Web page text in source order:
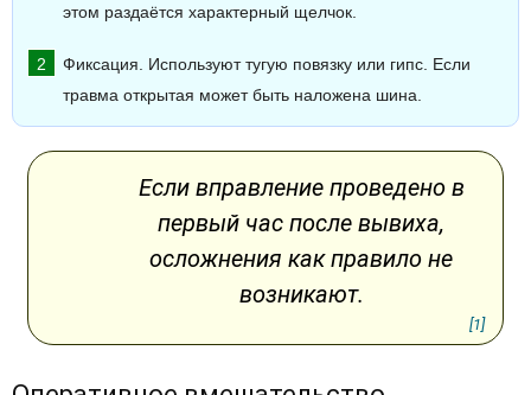
этом раздаётся характерный щелчок.
Фиксация. Используют тугую повязку или гипс. Если
травма открытая может быть наложена шина.
Если вправление проведено в
первый час после вывиха,
осложнения как правило не
возникают.
[1]